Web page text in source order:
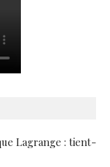
Lagrange : tient-